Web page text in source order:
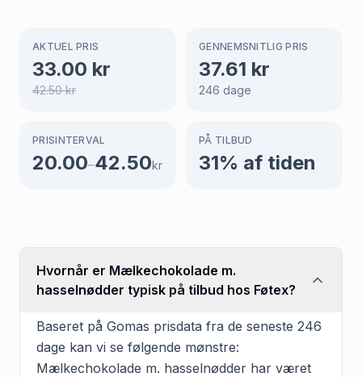
AKTUEL PRIS
33.00 kr
42.50kr
GENNEMSNITLIG PRIS
37.61 kr
246 dage
PRISINTERVAL
20.00–42.50kr
PÅ TILBUD
31% af tiden
Hvornår er Mælkechokolade m.
hasselnødder typisk på tilbud hos Føtex?
Baseret på Gomas prisdata fra de seneste 246
dage kan vi se følgende mønstre:
Mælkechokolade m. hasselnødder har været